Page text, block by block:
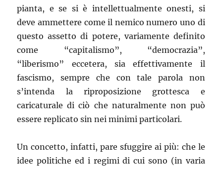
pianta, e se si è intellettualmente onesti, si
deve ammettere come il nemico numero uno di
questo assetto di potere, variamente definito
come “capitalismo”, “democrazia”,
“liberismo” eccetera, sia effettivamente il
fascismo, sempre che con tale parola non
s’intenda la riproposizione grottesca e
caricaturale di ciò che naturalmente non può
essere replicato sin nei minimi particolari.
Un concetto, infatti, pare sfuggire ai più: che le
idee politiche ed i regimi di cui sono (in varia